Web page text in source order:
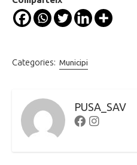
Categories: Municipi
PUSA_SAV
FacebookInstagram